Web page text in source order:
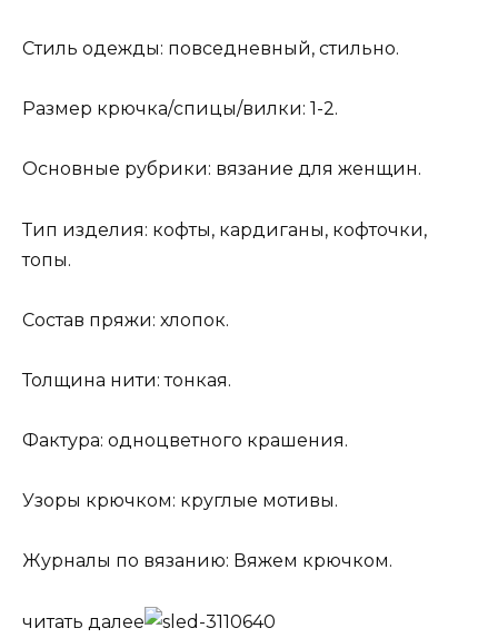
Стиль одежды: повседневный, стильно.
Размер крючка/спицы/вилки: 1-2.
Основные рубрики: вязание для женщин.
Тип изделия: кофты, кардиганы, кофточки,
топы.
Состав пряжи: хлопок.
Толщина нити: тонкая.
Фактура: одноцветного крашения.
Узоры крючком: круглые мотивы.
Журналы по вязанию: Вяжем крючком.
читать далее